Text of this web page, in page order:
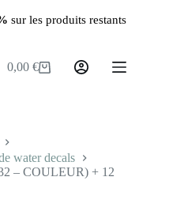
produits restants ✨ | 🚚
Panier
0,00€
water decals
– COULEUR) + 12